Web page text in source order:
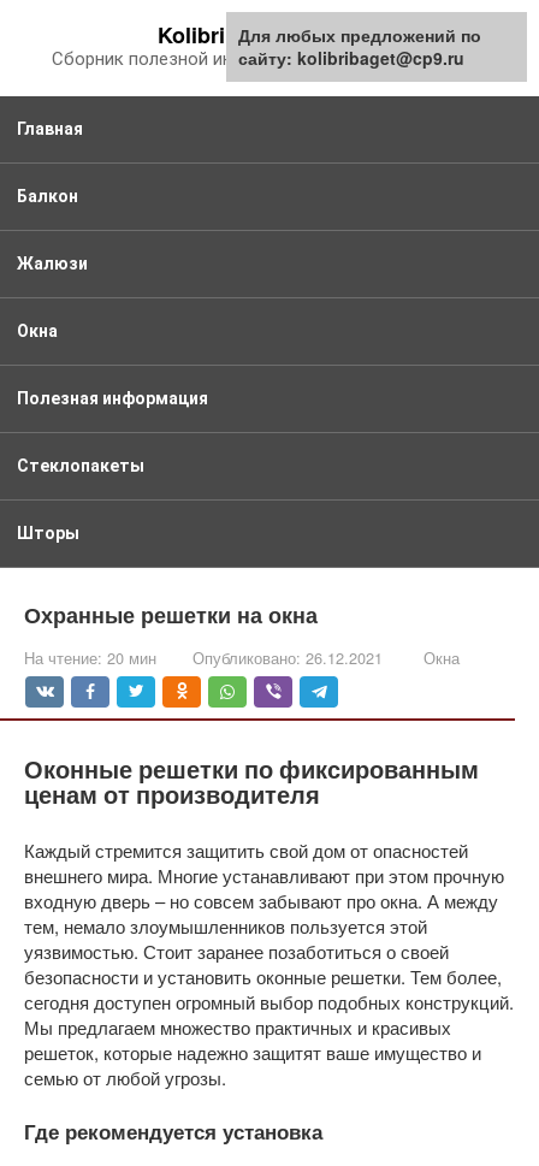
контенту
Kolibribaget.ru
Сборник полезной информации про балкон
Главная
Балкон
Жалюзи
Окна
Полезная информация
Стеклопакеты
Шторы
Охранные решетки на окна
На чтение: 20 мин Опубликовано: 26.12.2021 Окна
Оконные решетки по фиксированным
ценам от производителя
Каждый стремится защитить свой дом от опасностей
внешнего мира. Многие устанавливают при этом прочную
входную дверь – но совсем забывают про окна. А между
тем, немало злоумышленников пользуется этой
уязвимостью. Стоит заранее позаботиться о своей
безопасности и установить оконные решетки. Тем более,
сегодня доступен огромный выбор подобных конструкций.
Мы предлагаем множество практичных и красивых
решеток, которые надежно защитят ваше имущество и
семью от любой угрозы.
Где рекомендуется установка
Для любых предложений по
сайту: kolibribaget@cp9.ru